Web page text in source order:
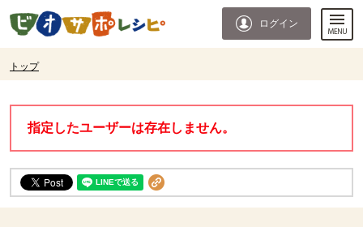
ページの先頭です。
ログイン
トップ
現在位置ここまで
指定したユーザーは存在しません。